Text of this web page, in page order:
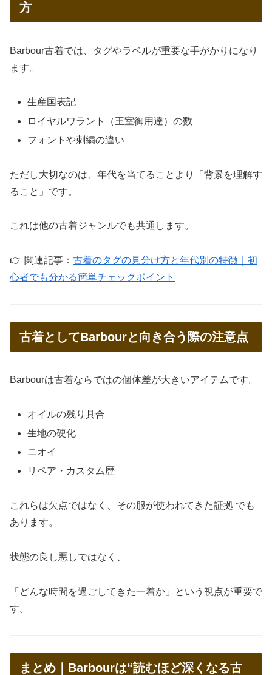
方
Barbour古着では、タグやラベルが重要な手がかりになり
ます。
生産国表記
ロイヤルワラント（王室御用達）の数
フォントや刺繍の違い
ただし大切なのは、年代を当てることより「背景を理解す
ること」です。
これは他の古着ジャンルでも共通します。
👉 関連記事： 古着のタグの見分け方と年代別の特徴｜初
心者でも分かる簡単チェックポイント
古着としてBarbourと向き合う際の注意点
Barbourは古着ならではの個体差が大きいアイテムです。
オイルの残り具合
生地の硬化
ニオイ
リペア・カスタム歴
これらは欠点ではなく、その服が使われてきた証拠 でも
あります。
状態の良し悪しではなく、
「どんな時間を過ごしてきた一着か」という視点が重要で
す。
まとめ｜Barbourは“読むほど深くなる古